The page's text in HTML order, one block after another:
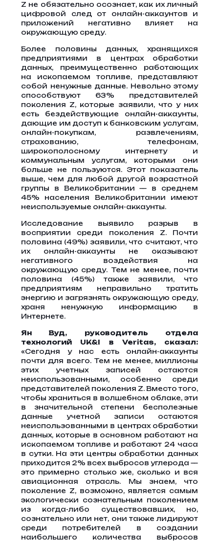
Z не обязательно осознает, как их личный
цифровой след от онлайн-аккаунтов и
приложений негативно влияет на
окружающую среду.
Более половины данных, хранящихся
предприятиями в центрах обработки
данных, преимущественно работающих
на ископаемом топливе, представляют
собой ненужные данные. Невольно этому
способствуют 63% представителей
поколения Z, которые заявили, что у них
есть бездействующие онлайн-аккаунты,
дающие им доступ к банковским услугам,
онлайн-покупкам, развлечениям,
страхованию, телефонам,
широкополосному интернету и
коммунальным услугам, которыми они
больше не пользуются. Этот показатель
выше, чем для любой другой возрастной
группы в Великобритании — в среднем
45% населения Великобритании имеют
неиспользуемые онлайн-аккаунты.
Исследование выявило разрыв в
восприятии среди поколения Z. Почти
половина (49%) заявили, что считают, что
их онлайн-аккаунты не оказывают
негативного воздействия на
окружающую среду. Тем не менее, почти
половина (45%) также заявили, что
предприятиям неправильно тратить
энергию и загрязнять окружающую среду,
храня ненужную информацию в
Интернете.
Ян Вуд, руководитель отдела
технологий UK&I в Veritas, сказал:
«Сегодня у нас есть онлайн-аккаунты
почти для всего. Тем не менее, миллионы
этих учетных записей остаются
неиспользованными, особенно среди
представителей поколения Z. Вместо того,
чтобы храниться в волшебном облаке, эти
в значительной степени бесполезные
данные учетной записи остаются
неиспользованными в центрах обработки
данных, которые в основном работают на
ископаемом топливе и работают 24 часа
в сутки. На эти центры обработки данных
приходится 2% всех выбросов углерода —
это примерно столько же, сколько и вся
авиационная отрасль. Мы знаем, что
поколение Z, возможно, является самым
экологически сознательным поколением
из когда-либо существовавших, но,
сознательно или нет, они также лидируют
среди потребителей в создании
наибольшего количества выбросов